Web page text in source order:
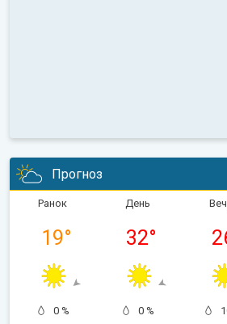
Прогноз
Ранок
19°
0 %
День
32°
0 %